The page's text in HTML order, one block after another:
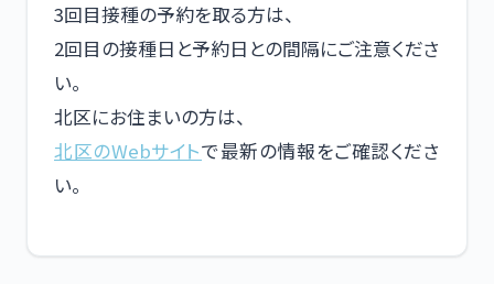
3回目接種の予約を取る方は、
2回目の接種日と予約日との間隔にご注意くださ
い。
北区にお住まいの方は、
北区のWebサイトで最新の情報をご確認くださ
い。